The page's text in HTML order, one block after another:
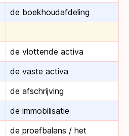
de boekhoudafdeling
de vlottende activa
de vaste activa
de afschrijving
de immobilisatie
de proefbalans / het